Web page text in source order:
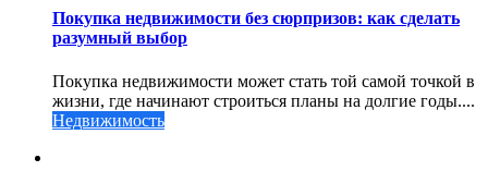
Покупка недвижимости без сюрпризов: как сделать
разумный выбор
Покупка недвижимости может стать той самой точкой в
жизни, где начинают строиться планы на долгие годы....
Недвижимость